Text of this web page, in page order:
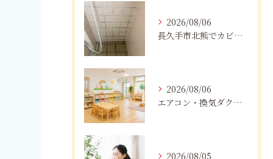
2026/08/06
長久手市北熊でカビに悩む方へ｜健康被害を防ぐための対策とは
2026/08/06
エアコン・換気ダクトのカビ臭を根本改善する方法
2026/08/05